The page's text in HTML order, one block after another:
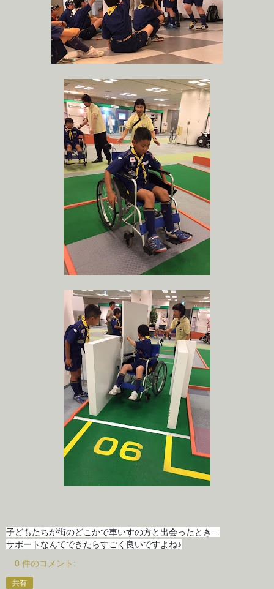
子どもたちが街のどこかで車いすの方と出会ったとき…
サポートなんてできたらすごく良いですよね♪
0 件のコメント:
共有